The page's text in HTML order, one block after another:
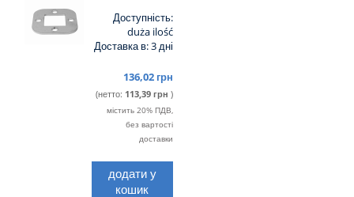
Доступність:
duża ilość
Доставка в:3 дні
136,02 грн
(нетто: 113,39 грн )
містить 20% ПДВ,
без вартості
доставки
додати у
кошик